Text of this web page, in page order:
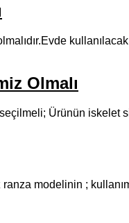
Olmalı
Ürünün iskelet
modelinin ;